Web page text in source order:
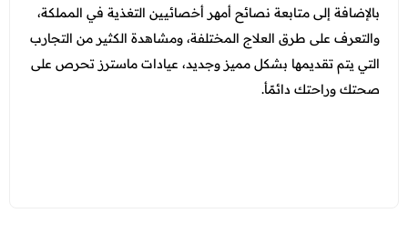
بالإضافة إلى متابعة نصائح أمهر أخصائيين التغذية في المملكة،
والتعرف على طرق العلاج المختلفة، ومشاهدة الكثير من التجارب
التي يتم تقديمها بشكل مميز وجديد، عيادات ماسترز تحرص على
صحتك وراحتك دائمًأ.